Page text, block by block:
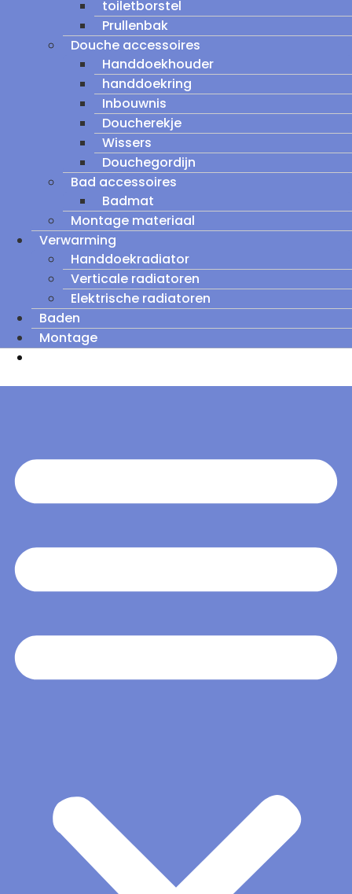
toiletborstel
Prullenbak
Douche accessoires
Handdoekhouder
handdoekring
Inbouwnis
Doucherekje
Wissers
Douchegordijn
Bad accessoires
Badmat
Montage materiaal
Verwarming
Handdoekradiator
Verticale radiatoren
Elektrische radiatoren
Baden
Montage